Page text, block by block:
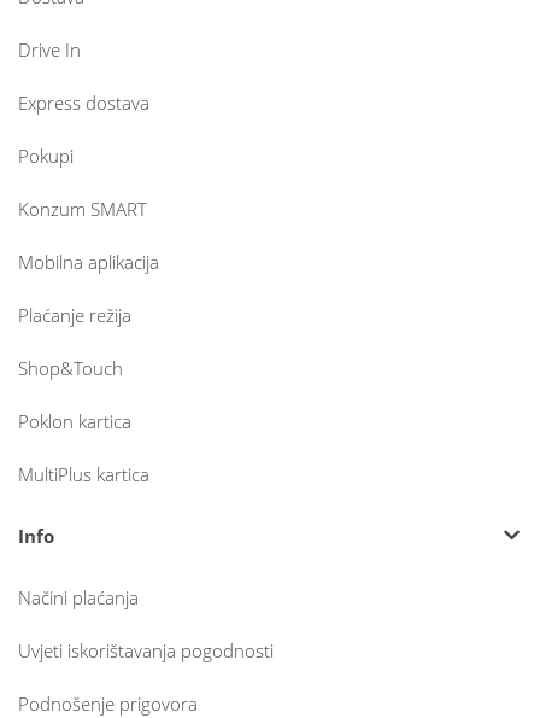
Drive In
Express dostava
Pokupi
Konzum SMART
Mobilna aplikacija
Plaćanje režija
Shop&Touch
Poklon kartica
MultiPlus kartica
Info
Načini plaćanja
Uvjeti iskorištavanja pogodnosti
Podnošenje prigovora